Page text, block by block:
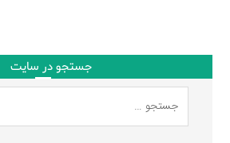
جستجو در سایت